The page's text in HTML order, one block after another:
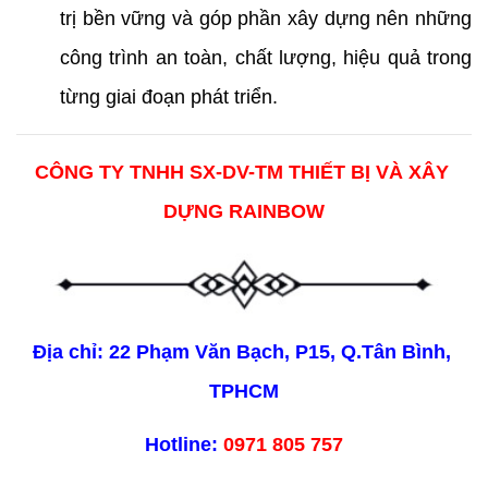
trị bền vững và góp phần xây dựng nên những
công trình an toàn, chất lượng, hiệu quả trong
từng giai đoạn phát triển.
CÔNG TY TNHH SX-DV-TM THIẾT BỊ VÀ XÂY
DỰNG RAINBOW
Địa chỉ: 22 Phạm Văn Bạch, P15, Q.Tân Bình,
TPHCM
Hotline: 0971 805 757